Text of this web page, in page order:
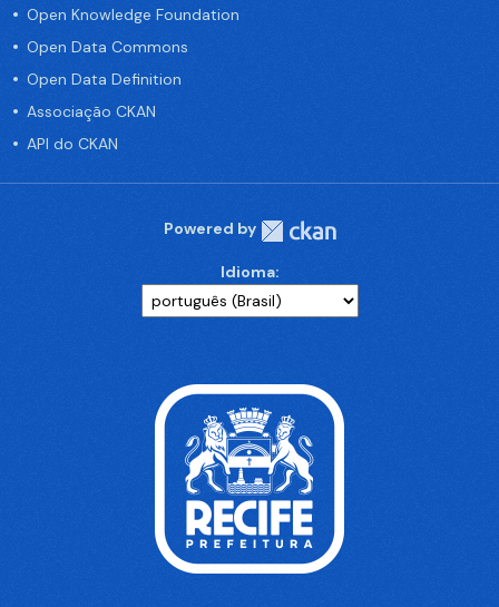
Open Knowledge Foundation
Open Data Commons
Open Data Definition
Associação CKAN
API do CKAN
Powered by
Idioma